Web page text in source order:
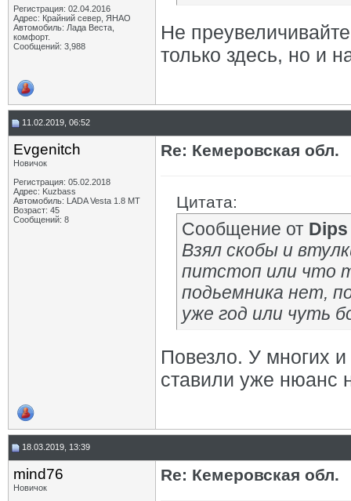
Регистрация: 02.04.2016
Адрес: Крайний север, ЯНАО
Автомобиль: Лада Веста,
комфорт.
Сообщений: 3,988
Не
только здесь, но и
11.02.2019, 06:52
Evgenitch
Новичок
Регистрация: 05.02.2018
Адрес: Kuzbass
Автомобиль: LADA Vesta 1.8 MT
Возраст: 45
Сообщений: 8
Re: Кемеровская обл.
Цитата:
Сообщение от Dips
Взял скобы и
питстоп или что
подьемника нет,
уже год или чуть
Повезло. У многих и
ставили уже нюанс
18.03.2019, 13:39
mind76
Новичок
Re: Кемеровская обл.